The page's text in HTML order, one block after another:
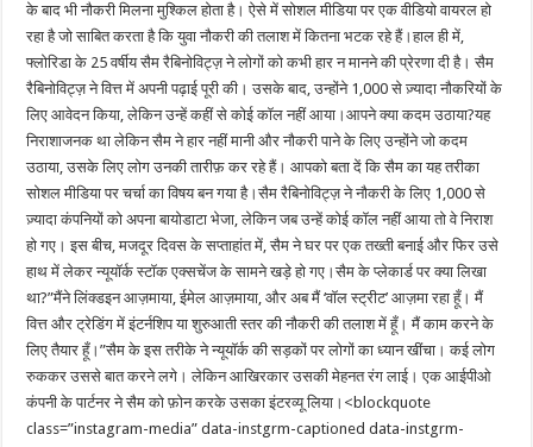
के बाद भी नौकरी मिलना मुश्किल होता है। ऐसे में सोशल मीडिया पर एक वीडियो वायरल हो
रहा है जो साबित करता है कि युवा नौकरी की तलाश में कितना भटक रहे हैं।हाल ही में,
फ्लोरिडा के 25 वर्षीय सैम रैबिनोविट्ज़ ने लोगों को कभी हार न मानने की प्रेरणा दी है। सैम
रैबिनोविट्ज़ ने वित्त में अपनी पढ़ाई पूरी की। उसके बाद, उन्होंने 1,000 से ज़्यादा नौकरियों के
लिए आवेदन किया, लेकिन उन्हें कहीं से कोई कॉल नहीं आया।आपने क्या कदम उठाया?यह
निराशाजनक था लेकिन सैम ने हार नहीं मानी और नौकरी पाने के लिए उन्होंने जो कदम
उठाया, उसके लिए लोग उनकी तारीफ़ कर रहे हैं। आपको बता दें कि सैम का यह तरीका
सोशल मीडिया पर चर्चा का विषय बन गया है।सैम रैबिनोविट्ज़ ने नौकरी के लिए 1,000 से
ज़्यादा कंपनियों को अपना बायोडाटा भेजा, लेकिन जब उन्हें कोई कॉल नहीं आया तो वे निराश
हो गए। इस बीच, मजदूर दिवस के सप्ताहांत में, सैम ने घर पर एक तख्ती बनाई और फिर उसे
हाथ में लेकर न्यूयॉर्क स्टॉक एक्सचेंज के सामने खड़े हो गए।सैम के प्लेकार्ड पर क्या लिखा
था?”मैंने लिंक्डइन आज़माया, ईमेल आज़माया, और अब मैं ‘वॉल स्ट्रीट’ आज़मा रहा हूँ। मैं
वित्त और ट्रेडिंग में इंटर्नशिप या शुरुआती स्तर की नौकरी की तलाश में हूँ। मैं काम करने के
लिए तैयार हूँ।”सैम के इस तरीके ने न्यूयॉर्क की सड़कों पर लोगों का ध्यान खींचा। कई लोग
रुककर उससे बात करने लगे। लेकिन आखिरकार उसकी मेहनत रंग लाई। एक आईपीओ
कंपनी के पार्टनर ने सैम को फ़ोन करके उसका इंटरव्यू लिया।<blockquote
class=”instagram-media” data-instgrm-captioned data-instgrm-